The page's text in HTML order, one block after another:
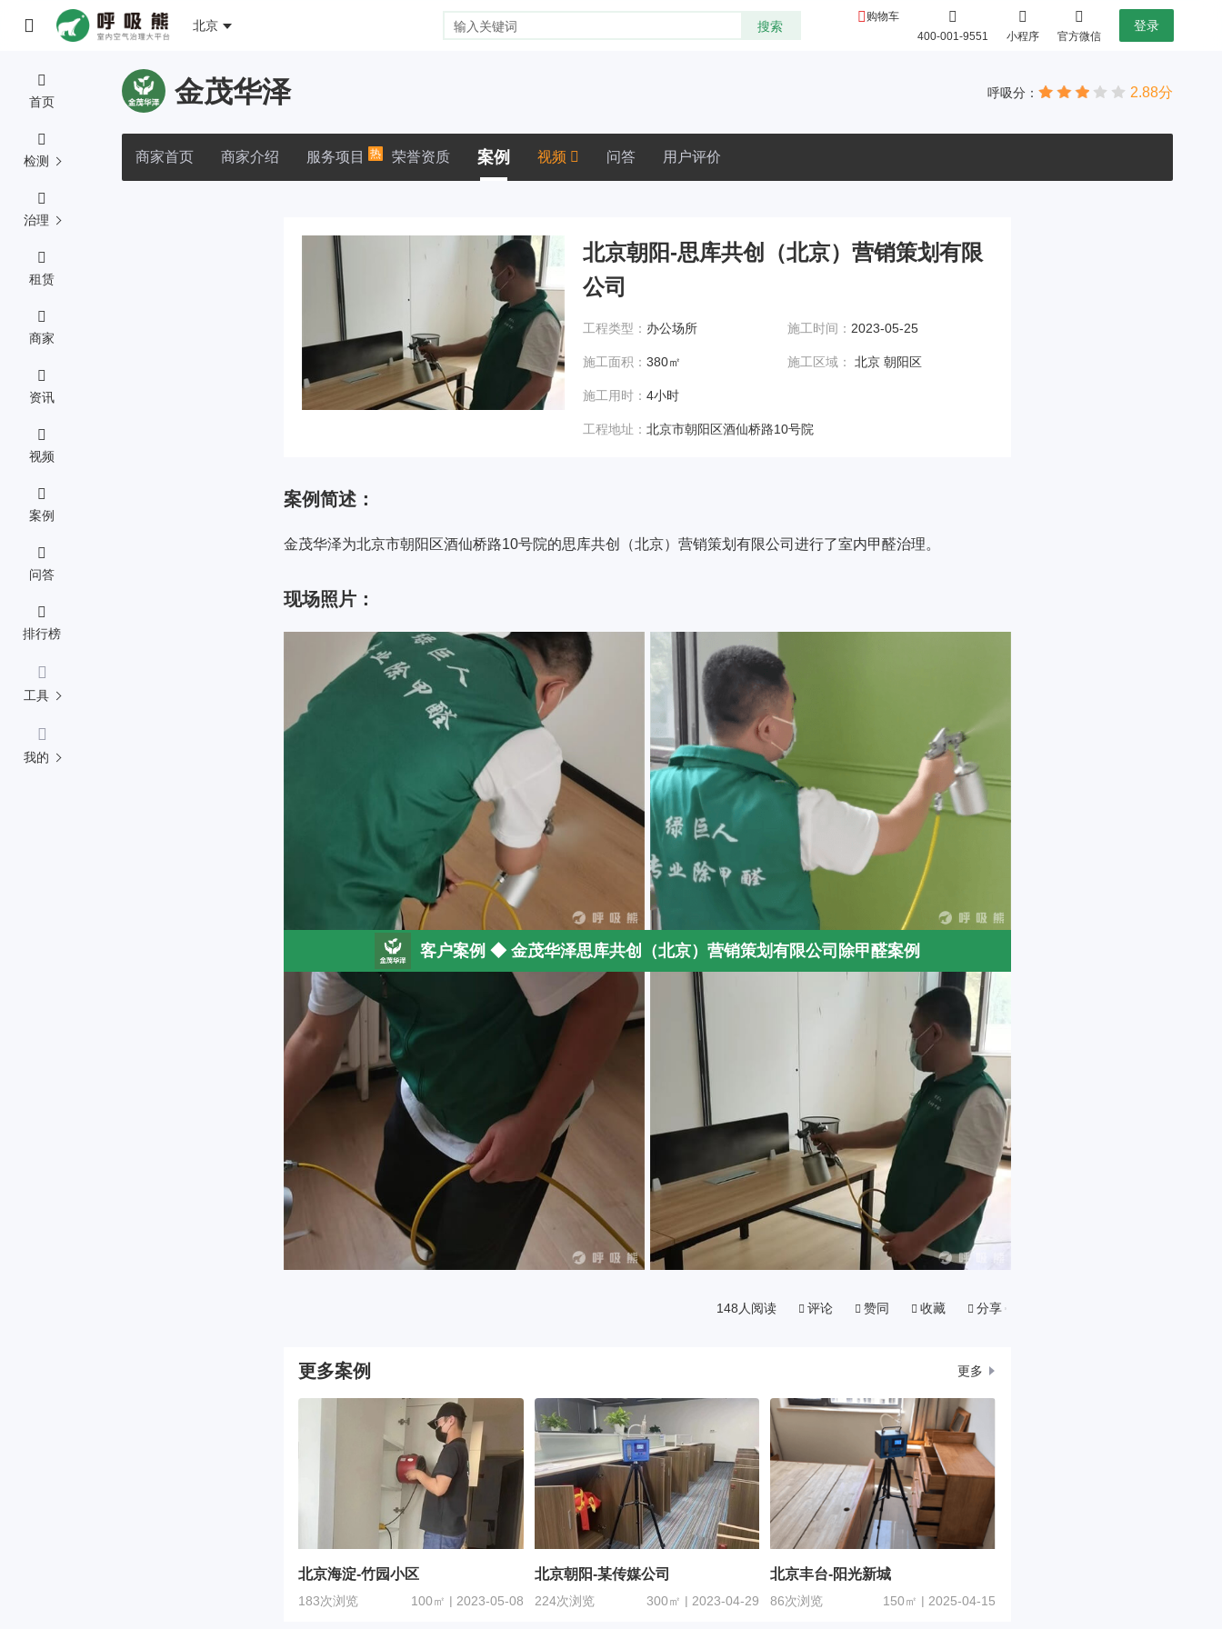
北京
购物车
400-001-9551
小程序 官方微信
登录
首页
检测
治理
租赁
商家
资讯
视频
案例
问答
排行榜
工具
我的
金茂华泽 呼吸分： 2.88分
商家首页 商家介绍 服务项目 热 荣誉资质 案例 视频 问答 用户评价
北京朝阳-思库共创（北京）营销策划有限
公司
工程类型： 办公场所 施工时间： 2023-05-25
施工面积： 380㎡ 施工区域： 北京 朝阳区
施工用时： 4小时
工程地址： 北京市朝阳区酒仙桥路10号院
案例简述：
金茂华泽为北京市朝阳区酒仙桥路10号院的思库共创（北京）营销策划有限公司进行了室内甲醛治理。
现场照片：
客户案例 ◆ 金茂华泽思库共创（北京）营销策划有限公司除甲醛案例
148人阅读 评论 赞同 收藏 分享
更多案例 更多
北京海淀-竹园小区
183次浏览 100㎡ | 2023-05-08
北京朝阳-某传媒公司
224次浏览 300㎡ | 2023-04-29
北京丰台-阳光新城
86次浏览 150㎡ | 2025-04-15